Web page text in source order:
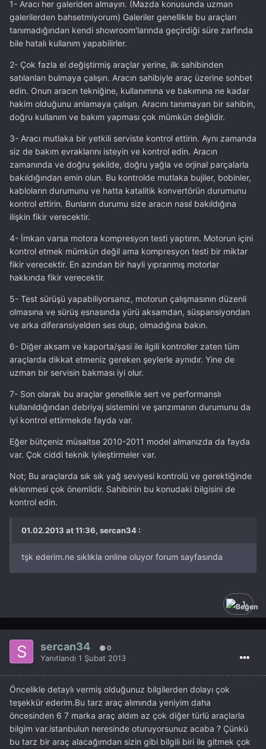
1- Aracı her galeriden almayın. (Mazda konusunda uzman
galerilerden bahsetmiyorum) Galeriler genellikle bu araçları
tanımadığından kendi showroom'larında geçirdiği süre zarfında
bile hatalı kullanım yapabilirler.
2- Çok fazla el değiştirmiş araçlar yerine, ilk sahibinden
satılanları bulmaya çalışın. Aracın sahibiyle araç üzerine sohbet
edin. Onun aracın tekniğine, kullanımına ve bakımına ne kadar
hakim olduğunu anlamaya çalışın. Aracını tanımayan bir sahibin,
doğru kullanım ve bakım yapması çok mümkün değildir.
3- Aracı mutlaka bir yetkili serviste kontrol ettirin. Aynı zamanda
siz de bakım evraklarını isteyin ve kontrol edin. Aracın
zamanında ve doğru şekilde, doğru yağla ve orjinal parçalarla
bakıldığından emin olun. Bu kontrolde mutlaka bujiler, bobinler,
kabloların durumunu ve hatta katalitik konvertörün durumunu
kontrol ettirin. Bunların durumu size aracın nasıl bakıldığına
ilişkin fikir verecektir.
4- İmkan varsa motora kompresyon testi yaptırın. Motorun içini
kontrol etmek mümkün değil ama kompresyon testi bir miktar
fikir verecektir. En azından bir hayli yıpranmış motorlar
hakkında fikir verecektir.
5- Test sürüşü yapabiliyorsanız, motorun çalışmasının düzenli
olmasına ve sürüş esnasında yürü aksamdan, süspansiyondan
ve arka diferansiyelden ses olup, olmadığına bakın.
6- Diğer aksam ve kaporta/şasi ile ilgili kontroller zaten tüm
araçlarda dikkat etmeniz gereken şeylerle aynıdır. Yine de
uzman bir servisin bakması iyi olur.
7- Son olarak bu araçlar genellikle sert ve performanslı
kullanıldığından debriyaj sistemini ve şanzımanın durumunu da
iyi kontrol ettirmekde fayda var.
Eğer bütçeniz müsaitse 2010-2011 model almanızda da fayda
var. Çok ciddi teknik iyileştirmeler var.
Not; Bu araçlarda sık sık yağ seviyesi kontrolü ve gerektiğinde
eklenmesi çok önemlidir. Sahibinin bu konudaki bilgisini de
kontrol edin.
01.02.2013 at 11:36, sercan34 :
tşk ederim.ne sıklıkla online oluyor forum sayfasında
1
sercan34 0
Yanıtlandı 1 Şubat 2013
Öncelikle detaylı vermiş olduğunuz bilgilerden dolayı çok
teşekkür ederim.Bu tarz araç alımında yeniyim daha
öncesinden 6 7 marka araç aldım az çok diğer türlü araçlarla
bilgim var.istanbulun neresinde oturuyorsunuz acaba ? Çünkü
bu tarz bir araç alacağımdan sizin gibi bilgili biri ile gitmek çok